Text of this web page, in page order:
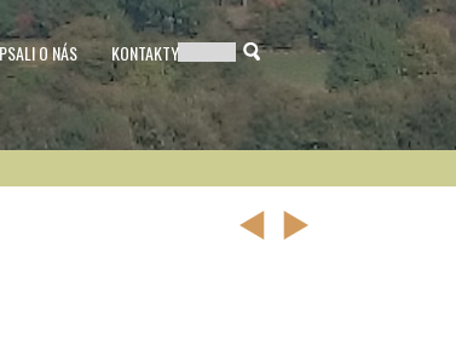
O NÁS KONTAKTY